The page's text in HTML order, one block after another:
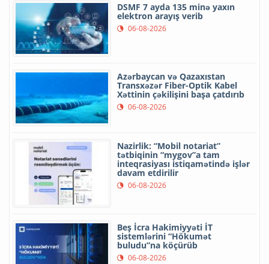
DSMF 7 ayda 135 minə yaxın
elektron arayış verib
06-08-2026
Azərbaycan və Qazaxıstan
Transxəzər Fiber-Optik Kabel
Xəttinin çəkilişini başa çatdırıb
06-08-2026
Nazirlik: “Mobil notariat”
tətbiqinin “mygov”a tam
inteqrasiyası istiqamətində işlər
davam etdirilir
06-08-2026
Beş İcra Hakimiyyəti İT
sistemlərini “Hökumət
buludu”na köçürüb
06-08-2026